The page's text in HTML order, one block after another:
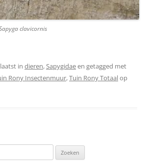
clavicornis
in dieren,Sapygidaeen getagged met
Rony Insectenmuur,Tuin Rony Totaalop